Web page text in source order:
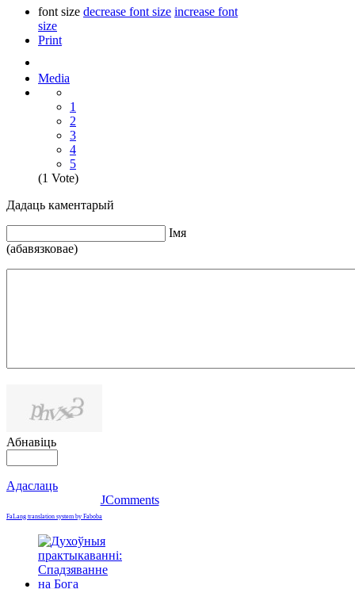
font size decrease font size increase font
size
Print
Media
1
2
3
4
5
(1 Vote)
Дадаць каментарый
Iмя
(абавязковае)
Абнавіць
Адаслаць
JComments
FaLang translation system by Faboba